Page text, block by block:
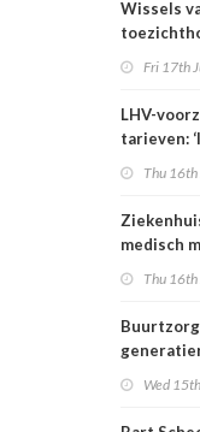
Wissels
Fri 17th
LHV-
tarieven:
Thu 16th
medisch
Thu 16th
Wed